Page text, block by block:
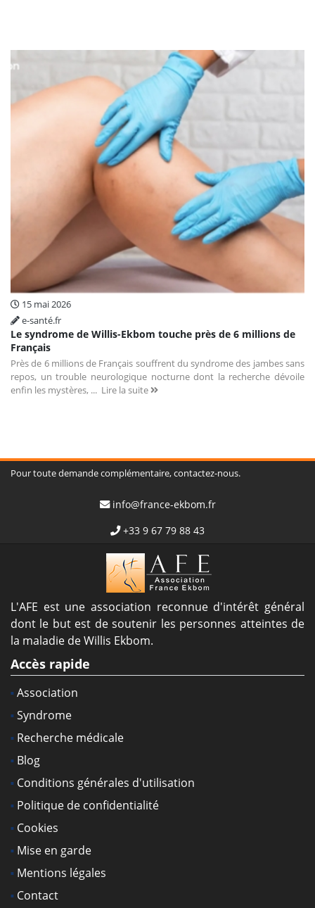
15 mai 2026
e-santé.fr
Le syndrome de Willis-Ekbom touche près de 6 millions de
Français
Près de 6 millions de Français souffrent du syndrome des jambes sans
repos, un trouble neurologique nocturne dont la recherche dévoile
enfin les mystères, ... Lire la suite
Pour toute demande complémentaire, contactez-nous.
info@france-ekbom.fr
+33 9 67 79 88 43
L'AFE est une association reconnue d'intérêt général
dont le but est de soutenir les personnes atteintes de
la maladie de Willis Ekbom.
Accès rapide
Association
Syndrome
Recherche médicale
Blog
Conditions générales d'utilisation
Politique de confidentialité
Cookies
Mise en garde
Mentions légales
Contact